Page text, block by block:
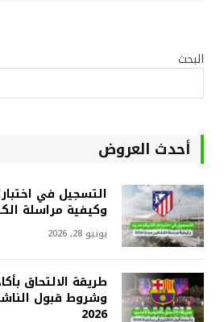
البحث
أحدث العروض
التسجيل في
وكيفية مراسلة
يونيو 28, 2026
طريقة الالتحاق
وشروط قبول
2026